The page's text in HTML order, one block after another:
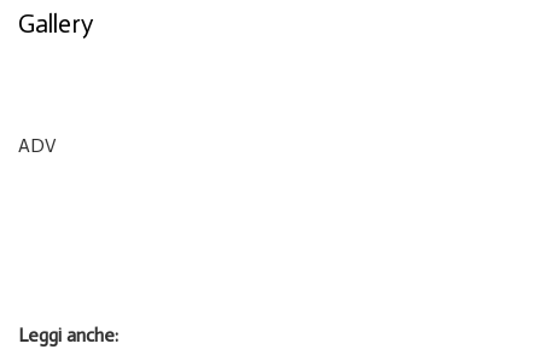
Gallery
ADV
Leggi anche: